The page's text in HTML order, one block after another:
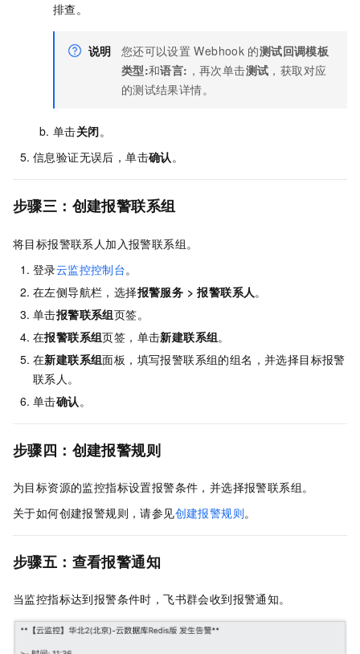
排查。
说明 您还可以设置 Webhook 的测试回调模板
类型:和语言: ，再次单击测试 ，获取对应
的测试结果详情。
单击关闭。
信息验证无误后，单击确认。
步骤三：创建报警联系组
将目标报警联系人加入报警联系组。
登录云监控控制台。
在左侧导航栏，选择报警服务 >报警联系人 。
单击报警联系组页签。
在报警联系组页签，单击新建联系组。
在新建联系组面板，填写报警联系组的组名，并选择目标报警
联系人。
单击确认 。
步骤四：创建报警规则
为目标资源的监控指标设置报警条件，并选择报警联系组。
关于如何创建报警规则，请参见创建报警规则。
步骤五：查看报警通知
当监控指标达到报警条件时，飞书群会收到报警通知。